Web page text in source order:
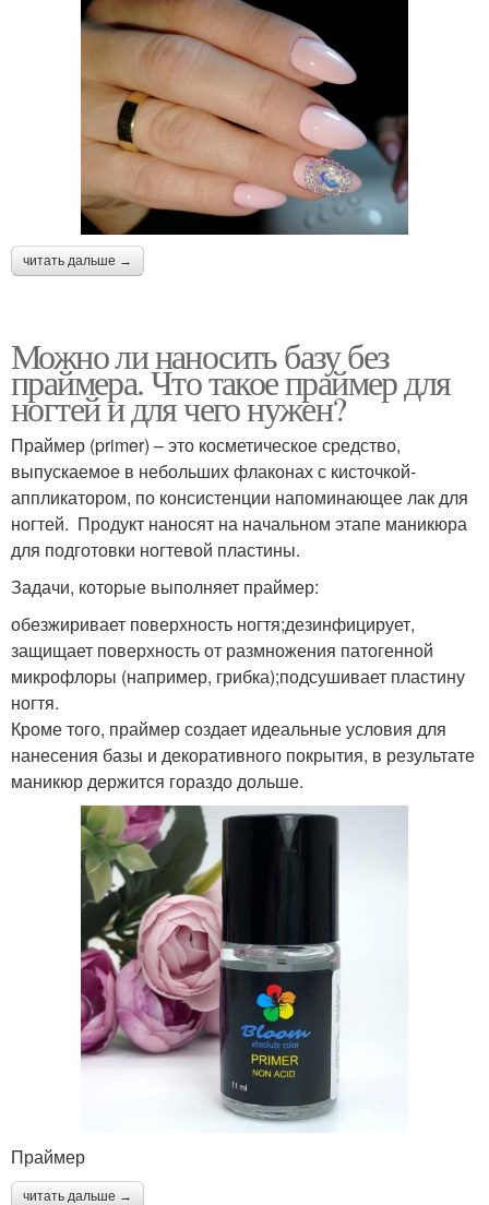
читать дальше →
Можно ли наносить базу без
праймера. Что такое праймер для
ногтей и для чего нужен?
Праймер (primer) – это косметическое средство,
выпускаемое в небольших флаконах с кисточкой-
аппликатором, по консистенции напоминающее лак для
ногтей. Продукт наносят на начальном этапе маникюра
для подготовки ногтевой пластины.
Задачи, которые выполняет праймер:
обезжиривает поверхность ногтя;дезинфицирует,
защищает поверхность от размножения патогенной
микрофлоры (например, грибка);подсушивает пластину
ногтя.
Кроме того, праймер создает идеальные условия для
нанесения базы и декоративного покрытия, в результате
маникюр держится гораздо дольше.
Праймер
читать дальше →